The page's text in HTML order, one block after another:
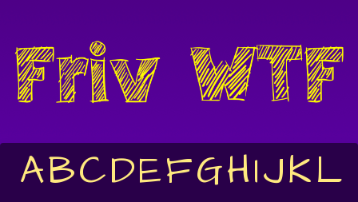
ABCDEFGHIJKL